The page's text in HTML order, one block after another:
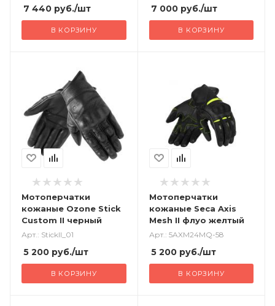
7 440 руб./шт
В КОРЗИНУ
7 000руб./шт
В КОРЗИНУ
Мотоперчатки
кожаные Ozone Stick
Custom II черный
Арт.: StickII_01
5 200 руб./шт
В КОРЗИНУ
Мотоперчатки
кожаные Seca Axis
Mesh II флуо желтый
Арт.: 5AXM24MQ-58
5 200руб./шт
В КОРЗИНУ